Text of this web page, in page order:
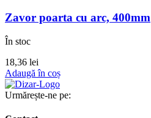
Zavor poarta cu arc, 400mm
În stoc
18,36 lei
Adaugă în coș
Urmărește-ne pe: